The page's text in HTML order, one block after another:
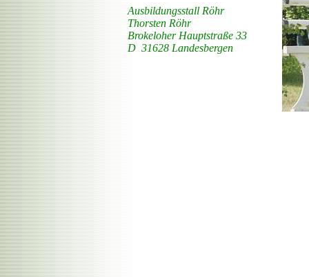
Ausbildungsstall Röhr
Thorsten Röhr
Brokeloher Hauptstraße 33
D 31628 Landesbergen